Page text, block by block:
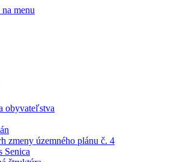
menu
obyvateľstva
zmeny územného plánu č. 4
Senica